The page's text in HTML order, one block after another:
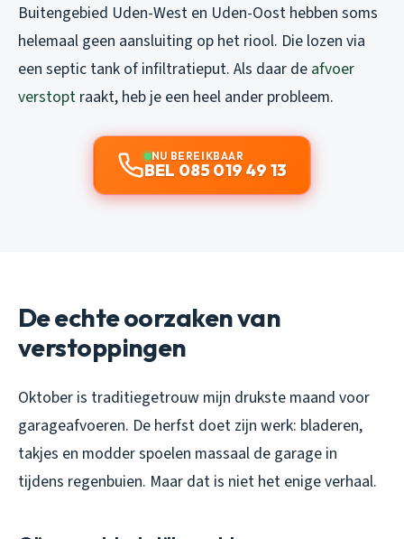
Buitengebied Uden-West en Uden-Oost hebben soms
helemaal geen aansluiting op het riool. Die lozen via
een septic tank of infiltratieput. Als daar de afvoer
verstopt raakt, heb je een heel ander probleem.
NU BEREIKBAAR
BEL 085 019 49 13
De echte oorzaken van
verstoppingen
Oktober is traditiegetrouw mijn drukste maand voor
garageafvoeren. De herfst doet zijn werk: bladeren,
takjes en modder spoelen massaal de garage in
tijdens regenbuien. Maar dat is niet het enige verhaal.